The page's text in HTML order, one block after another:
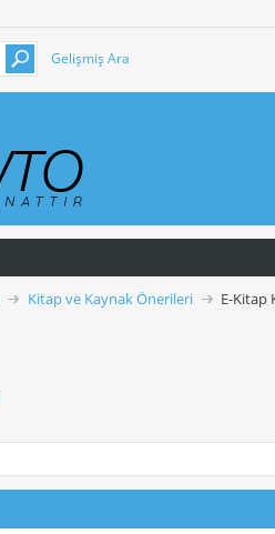
Gelişmiş Ara
Kitap ve Kaynak Önerileri E-Kitap